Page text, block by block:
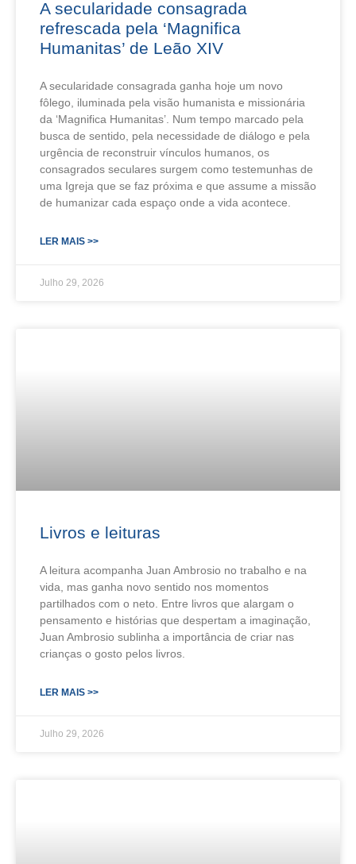
A secularidade consagrada
refrescada pela ‘Magnifica
Humanitas’ de Leão XIV
A secularidade consagrada ganha hoje um novo
fôlego, iluminada pela visão humanista e missionária
da ‘Magnifica Humanitas’. Num tempo marcado pela
busca de sentido, pela necessidade de diálogo e pela
urgência de reconstruir vínculos humanos, os
consagrados seculares surgem como testemunhas de
uma Igreja que se faz próxima e que assume a missão
de humanizar cada espaço onde a vida acontece.
LER MAIS >>
Julho 29, 2026
Livros e leituras
A leitura acompanha Juan Ambrosio no trabalho e na
vida, mas ganha novo sentido nos momentos
partilhados com o neto. Entre livros que alargam o
pensamento e histórias que despertam a imaginação,
Juan Ambrosio sublinha a importância de criar nas
crianças o gosto pelos livros.
LER MAIS >>
Julho 29, 2026